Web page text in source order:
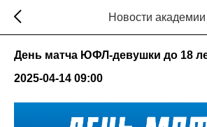
Новости академии
День матча ЮФЛ-девушки до 18
2025-04-14 09:00